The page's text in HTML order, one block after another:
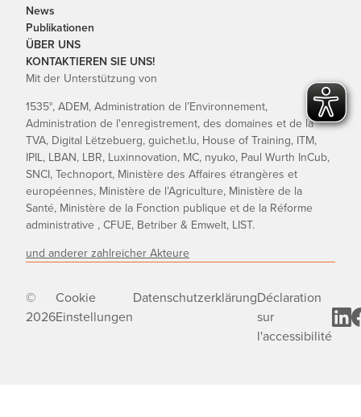
News
Publikationen
ÜBER UNS
KONTAKTIEREN SIE UNS!
Mit der Unterstützung von
1535°, ADEM, Administration de l’Environnement,
Administration de l'enregistrement, des domaines et de la
TVA, Digital Lëtzebuerg, guichet.lu, House of Training, ITM,
IPIL, LBAN, LBR, Luxinnovation, MC, nyuko, Paul Wurth InCub,
SNCI, Technoport, Ministère des Affaires étrangères et
européennes, Ministère de l’Agriculture, Ministère de la
Santé, Ministère de la Fonction publique et de la Réforme
administrative , CFUE, Betriber & Emwelt, LIST.
und anderer zahlreicher Akteure
©
2026
Cookie
Einstellungen
DatenschutzerklärungDéclaration
sur
l'accessibilité